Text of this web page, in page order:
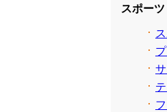
スポーツ